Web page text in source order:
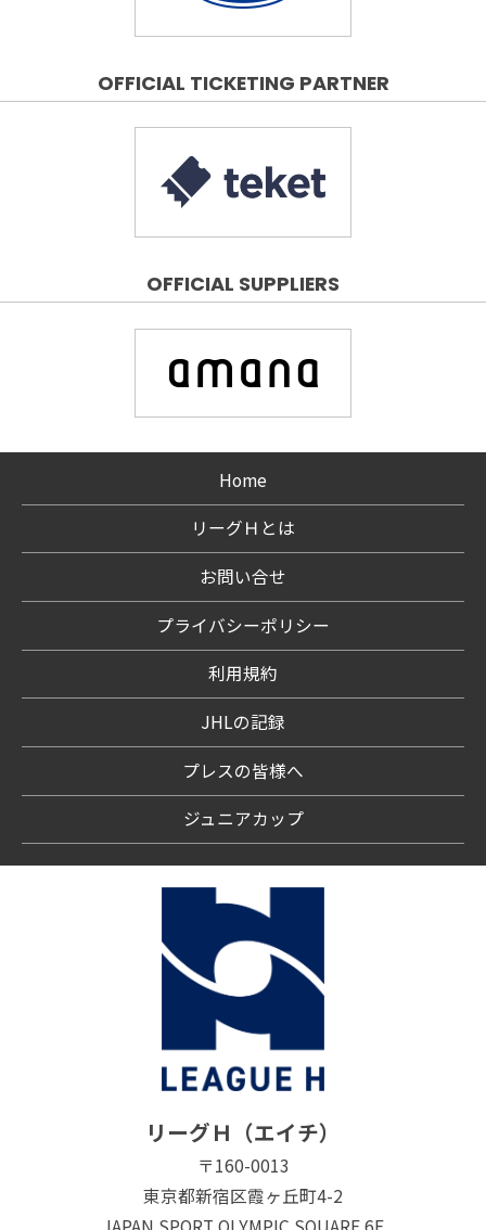
OFFICIAL TICKETING PARTNER
OFFICIAL SUPPLIERS
Home
リーグＨとは
お問い合せ
プライバシーポリシー
利用規約
JHLの記録
プレスの皆様へ
ジュニアカップ
リーグＨ（エイチ）
〒160-0013
東京都新宿区霞ヶ丘町4-2